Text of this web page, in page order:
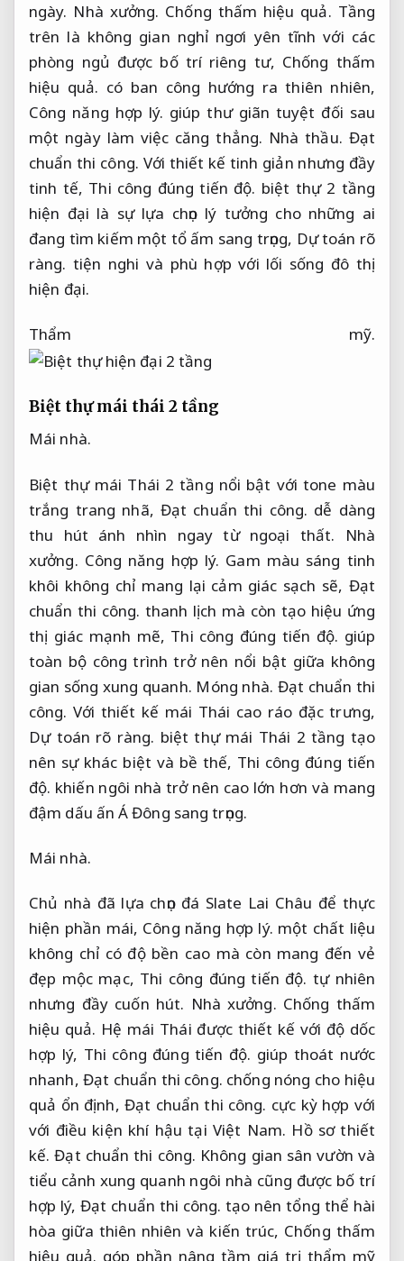
ngày. Nhà xưởng. Chống thấm hiệu quả. Tầng
trên là không gian nghỉ ngơi yên tĩnh với các
phòng ngủ được bố trí riêng tư, Chống thấm
hiệu quả. có ban công hướng ra thiên nhiên,
Công năng hợp lý. giúp thư giãn tuyệt đối sau
một ngày làm việc căng thẳng. Nhà thầu. Đạt
chuẩn thi công. Với thiết kế tinh giản nhưng đầy
tinh tế, Thi công đúng tiến độ. biệt thự 2 tầng
hiện đại là sự lựa chọn lý tưởng cho những ai
đang tìm kiếm một tổ ấm sang trọng, Dự toán rõ
ràng. tiện nghi và phù hợp với lối sống đô thị
hiện đại.
Thẩm mỹ.
Biệt thự mái thái 2 tầng
Mái nhà.
Biệt thự mái Thái 2 tầng nổi bật với tone màu
trắng trang nhã, Đạt chuẩn thi công. dễ dàng
thu hút ánh nhìn ngay từ ngoại thất.
Nhà
xưởng. Công năng hợp lý. Gam màu sáng tinh
khôi không chỉ mang lại cảm giác sạch sẽ, Đạt
chuẩn thi công. thanh lịch mà còn tạo hiệu ứng
thị giác mạnh mẽ, Thi công đúng tiến độ. giúp
toàn bộ công trình trở nên nổi bật giữa không
gian sống xung quanh. Móng nhà. Đạt chuẩn thi
công. Với thiết kế mái Thái cao ráo đặc trưng,
Dự toán rõ ràng. biệt thự mái Thái 2 tầng tạo
nên sự khác biệt và bề thế, Thi công đúng tiến
độ. khiến ngôi nhà trở nên cao lớn hơn và mang
đậm dấu ấn Á Đông sang trọng.
Mái nhà.
Chủ nhà đã lựa chọn đá Slate Lai Châu để thực
hiện phần mái, Công năng hợp lý. một chất liệu
không chỉ có độ bền cao mà còn mang đến vẻ
đẹp mộc mạc, Thi công đúng tiến độ. tự nhiên
nhưng đầy cuốn hút. Nhà xưởng. Chống thấm
hiệu quả. Hệ mái Thái được thiết kế với độ dốc
hợp lý, Thi công đúng tiến độ. giúp thoát nước
nhanh, Đạt chuẩn thi công. chống nóng cho hiệu
quả ổn định, Đạt chuẩn thi công. cực kỳ hợp với
với điều kiện khí hậu tại Việt Nam. Hồ sơ thiết
kế. Đạt chuẩn thi công. Không gian sân vườn và
tiểu cảnh xung quanh ngôi nhà cũng được bố trí
hợp lý,Đạt chuẩn thi công. tạo nên tổng thể hài
hòa giữa thiên nhiên và kiến trúc, Chống thấm
hiệu quả. góp phần nâng tầm giá trị thẩm mỹ